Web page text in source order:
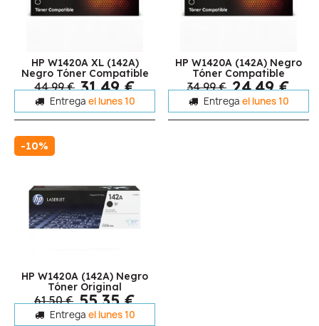
HP W1420A XL (142A)
Negro Tóner Compatible
44,99 € 31,49 €
Entrega el lunes 10
HP W1420A (142A) Negro
Tóner Compatible
34,99 € 24,49 €
Entrega el lunes 10
-10%
HP W1420A (142A) Negro
Tóner Original
61,50 € 55,35 €
Entrega el lunes 10